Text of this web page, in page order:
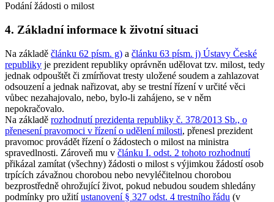
Podání žádosti o milost
4. Základní informace k životní situaci
Na základě článku 62 písm. g) a článku 63 písm. j) Ústavy České
republiky je prezident republiky oprávněn udělovat tzv. milost, tedy
jednak odpouštět či zmírňovat tresty uložené soudem a zahlazovat
odsouzení a jednak nařizovat, aby se trestní řízení v určité věci
vůbec nezahajovalo, nebo, bylo-li zahájeno, se v něm
nepokračovalo.
Na základě rozhodnutí prezidenta republiky č. 378/2013 Sb., o
přenesení pravomoci v řízení o udělení milosti, přenesl prezident
pravomoc provádět řízení o žádostech o milost na ministra
spravedlnosti. Zároveň mu v článku I. odst. 2 tohoto rozhodnutí
přikázal zamítat (všechny) žádosti o milost s výjimkou žádostí osob
trpících závažnou chorobou nebo nevyléčitelnou chorobou
bezprostředně ohrožující život, pokud nebudou soudem shledány
podmínky pro užitíustanovení § 327 odst. 4 trestního řádu (v